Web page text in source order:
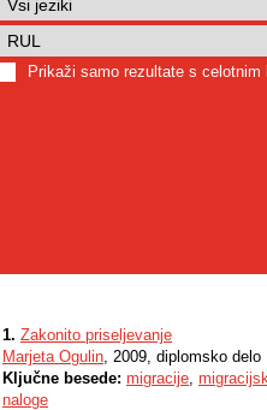
Prikaži samo rezultate s celotnim
1. Zakonito priseljevanje
Marjeta Ogulin, 2009, diplomsko delo
Ključne besede: migracije,
naloge